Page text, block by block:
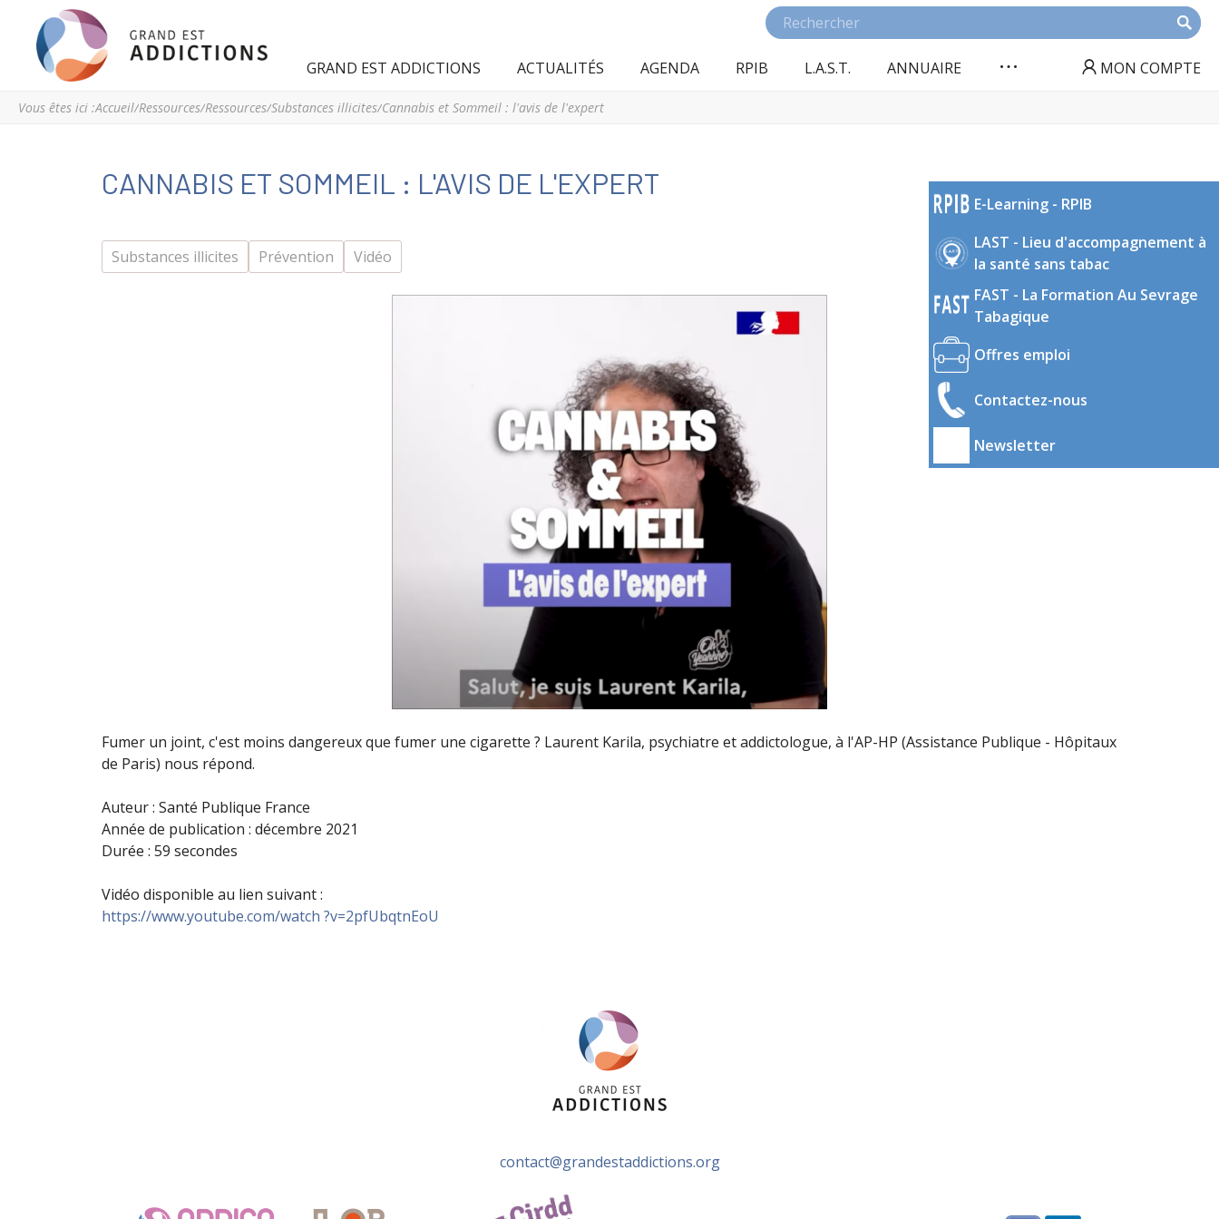
Est
Addictions
régional
de
en
Grand
Est
GRAND EST ADDICTIONS ACTUALITÉS AGENDA RPIB L.A.S.T. ANNUAIRE MON COMPTE
E-Learning - RPIB
LAST - Lieu d'accompagnement à
la santé sans tabac
FAST - La Formation Au Sevrage
Tabagique
Offres emploi
Contactez-nous
Newsletter
Vous êtes ici :Accueil/Ressources/Ressources/Substances illicites/Cannabis et Sommeil : l'avis de l'expert
CANNABIS ET SOMMEIL : L'AVIS DE L'EXPERT
Substances illicites Prévention Vidéo
Fumer un joint, c'est moins dangereux que fumer une cigarette ? Laurent Karila, psychiatre et addictologue, à l'AP-HP (Assistance Publique - Hôpitaux
de Paris) nous répond.
Auteur : Santé Publique France
Année de publication : décembre 2021
Durée : 59 secondes
Vidéo disponible au lien suivant :
https://www.youtube.com/watch ?v=2pfUbqtnEoU
contact@grandestaddictions.org